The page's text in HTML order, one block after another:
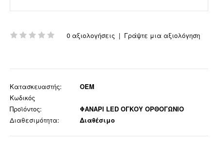
0 αξιολογήσεις | Γράψτε μια αξιολόγηση
Κατασκευαστής:
OEM
Κωδικός
Προϊόντος:
ΦΑΝΑΡΙ LED ΟΓΚΟΥ ΟΡΘΟΓΩΝΙΟ
Διαθεσιμότητα:
Διαθέσιμο